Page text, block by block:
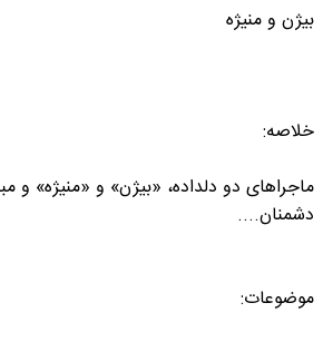
بیژن و منیژه
خلاصه:
ماجراهای دو دلداده، «بیژن» و «منیژه» و
دشمنان....
موضوعات: